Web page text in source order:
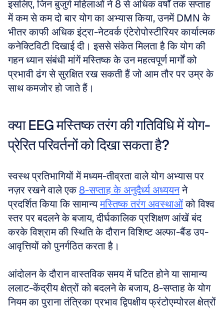
इसलिए, जिन बुजुर्ग महिलाओं ने 8 से अधिक वर्षों तक सप्ताह
में कम से कम दो बार योग का अभ्यास किया, उनमें DMN के
भीतर काफी अधिक इंट्रा-नेटवर्क एंटेरोपोस्टीरियर कार्यात्मक
कनेक्टिविटी दिखाई दी। इससे संकेत मिलता है कि योग की
गहन ध्यान संबंधी मांगें मस्तिष्क के उन महत्वपूर्ण मार्गों को
प्रभावी ढंग से सुरक्षित रख सकती हैं जो आम तौर पर उम्र के
साथ कमजोर हो जाते हैं।
क्या EEG मस्तिष्क तरंग की गतिविधि में योग-
प्रेरित परिवर्तनों को दिखा सकता है?
स्वस्थ प्रतिभागियों में मध्यम-तीव्रता वाले योग अभ्यास पर
नज़र रखने वाले एक 8-सप्ताह के अनुदैर्ध्य अध्ययन ने
प्रदर्शित किया कि सामान्य मस्तिष्क तरंग अवस्थाओं को विश्व
स्तर पर बदलने के बजाय, दीर्घकालिक प्रशिक्षण आंखें बंद
करके विश्राम की स्थिति के दौरान विशिष्ट अल्फा-बैंड उप-
आवृत्तियों को पुनर्गठित करता है।
आंदोलन के दौरान वास्तविक समय में घटित होने या सामान्य
ललाट-केंद्रीय क्षेत्रों को बदलने के बजाय, 8-सप्ताह के योग
नियम का पुराना तंत्रिका प्रभाव द्विपक्षीय फ्रंटोएम्पोरल क्षेत्रों